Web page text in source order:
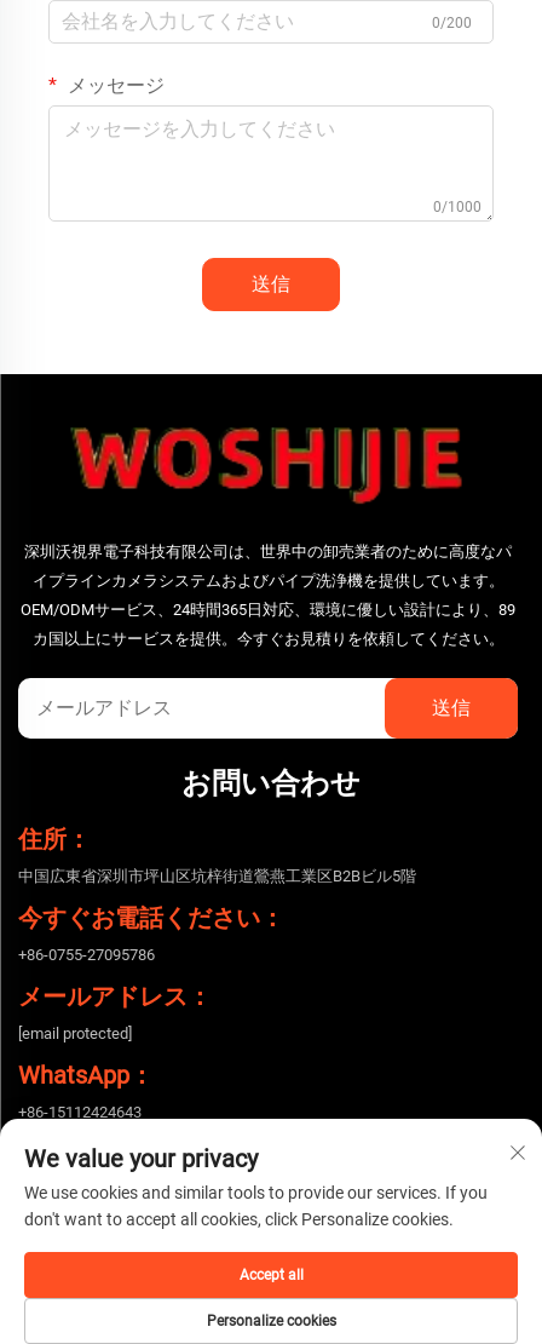
0/200
メッセージ
0/1000
送信
深圳沃視界電子科技有限公司は、世界中の卸売業者のために高度なパ
イプラインカメラシステムおよびパイプ洗浄機を提供しています。
OEM/ODMサービス、24時間365日対応、環境に優しい設計により、89
カ国以上にサービスを提供。今すぐお見積りを依頼してください。
お問い合わせ
住所：
中国広東省深圳市坪山区坑梓街道鶯燕工業区B2Bビル5階
今すぐお電話ください：
+86-0755-27095786
メールアドレス：
[email protected]
WhatsApp：
+86-15112424643
Copyright © 2026 中国深セン市世界電子科技有限公司。全著作権所有。 |
イバシーポリシー
We value your privacy
We use cookies and similar tools to provide our services. If you
don't want to accept all cookies, click Personalize cookies.
Personalize cookies
Accept all